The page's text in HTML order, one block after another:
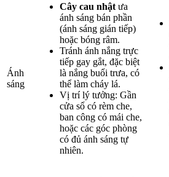
Ánh
sáng
Cây cau nhật ưa
ánh sáng bán phần
(ánh sáng gián tiếp)
hoặc bóng râm.
Tránh ánh nắng trực
tiếp gay gắt, đặc biệt
là nắng buổi trưa, có
thể làm cháy lá.
Vị trí lý tưởng: Gần
cửa sổ có rèm che,
ban công có mái che,
hoặc các góc phòng
có đủ ánh sáng tự
nhiên.